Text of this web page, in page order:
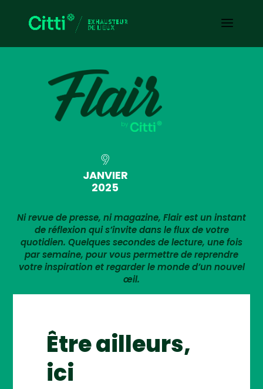
9
JANVIER
2025
Ni revue de presse, ni magazine, Flair est un instant
de réflexion qui s’invite dans le flux de votre
quotidien. Quelques secondes de lecture, une fois
par semaine, pour vous permettre de reprendre
votre inspiration et regarder le monde d’un nouvel
œil.
Être ailleurs,
ici